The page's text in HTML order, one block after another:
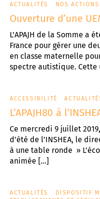
ACTUALITÉS NOS ACTIONS
Ouverture d’une
L’APAJH de la Somme a
France pour gérer une
en classe maternelle
spectre autistique. Cette
ACCESSIBILITÉ
L’APAJH80 à
Ce mercredi 9 juillet
d’été de l’INSHEA, le
à une table ronde »
animée […]
ACTUALITÉS
DISPOSITIF